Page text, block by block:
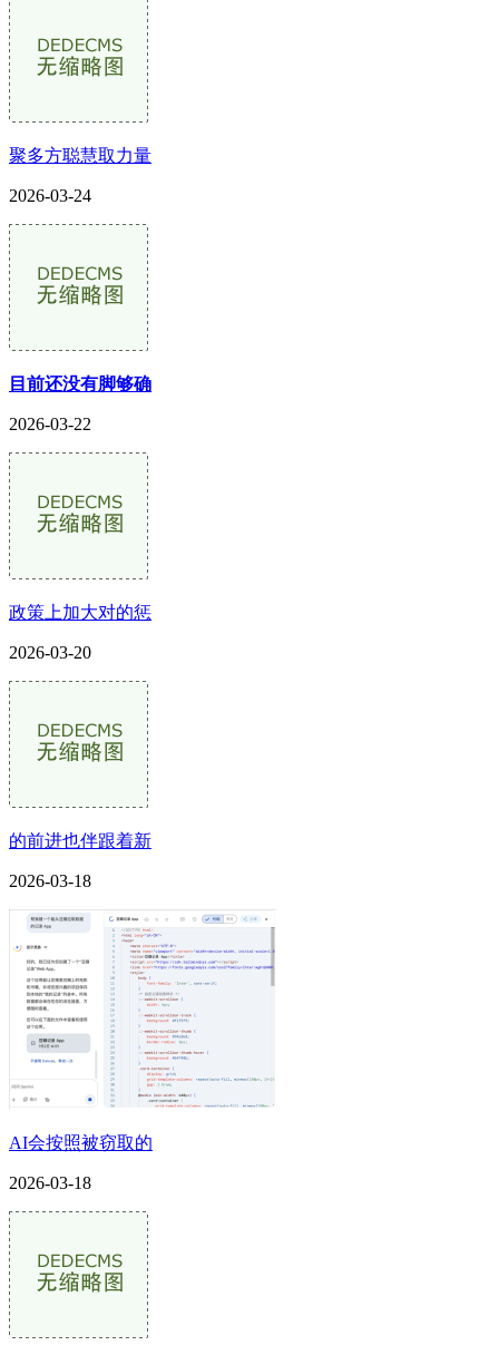
聚多方聪慧取力量
2026-03-24
目前还没有脚够确
2026-03-22
政策上加大对的惩
2026-03-20
的前进也伴跟着新
2026-03-18
AI会按照被窃取的
2026-03-18